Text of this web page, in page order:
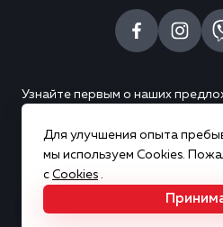
Узнайте первым о наших
Copyright © 2026 Kameleon.
Для улучшения опыта
мы используем Cookies.
с Cookies .